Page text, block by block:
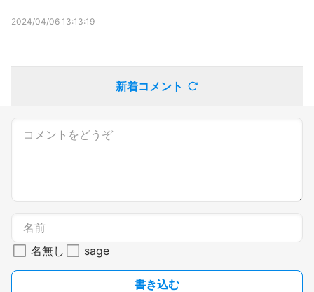
2024/04/06 13:13:19
新着コメント
名無し sage
書き込む